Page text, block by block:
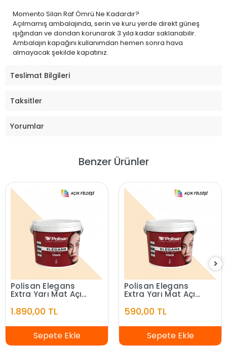
Momento Silan Raf Ömrü Ne Kadardır?
Açılmamış ambalajında, serin ve kuru yerde direkt güneş
ışığından ve dondan korunarak 3 yıla kadar saklanabilir.
Ambalajın kapağını kullanımdan hemen sonra hava
almayacak şekilde kapatınız.
Teslimat Bilgileri
Taksitler
Yorumlar
Benzer Ürünler
Polisan Elegans
Extra Yarı Mat Açık
1.890,00 TL
Sepete Ekle
Polisan Elegans
Extra Yarı Mat Açık
590,00 TL
Sepete Ekle